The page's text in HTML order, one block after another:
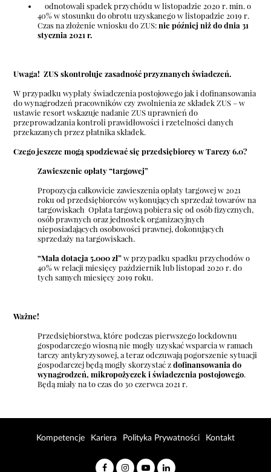
odnotowali spadek przychódu w listopadzie 2020 r. min. o
40% w stosunku do obrotu uzyskanego w listopadzie 2019 r.
Czas na złożenie wniosku do ZUS:nie później niż do dnia 31
stycznia 2021 r.
Uwaga! ZUS skontroluje zasadność przyznanych świadczeń.
W przypadku wypłaty świadczenia postojowego jak i dofinansowania
do wynagrodzeń pracowników czy zwolnienia ze składek ZUS – w
ustawie resort wskazuje nadanie ZUS uprawnień do
przeprowadzania kontroli prawidłowości i rzetelności danych
przekazanych przez płatnika składek.
Czego jeszcze mogą spodziewać się przedsiębiorcy w Tarczy 6.0?
Zawieszenie opłaty “targowej”
Propozycja całkowicie zawieszenia opłaty targowej w 2021
roku od przedsiębiorców wykonujących sprzedaż towarów na
targowiskach Opłata targową pobiera się od osób fizycznych,
osób prawnych oraz jednostek organizacyjnych
nieposiadających osobowości prawnej, dokonujących
sprzedaży na targowiskach.
“Mała dotacja 5.000 zł”w przypadku spadku przychodów o
40% w relacji miesięcy październik lub listopad 2020 r. do
tych samych miesięcy 2019 roku.
Ważne!
Przedsiębiorstwa, które podczas pierwszego lockdownu
gospodarczego wiosną nie mogły uzyskać wsparcia w ramach
tarczy antykryzysowej, a teraz odczuwają pogorszenie sytuacji
gospodarczej będą mogły skorzystać zdofinansowania do
wynagrodzeń, mikropożyczek i świadczenia postojowego.
Będą miały na to czas do 30 czerwca 2021 r.
Kompetencje Kariera Polityka Prywatności Kontakt